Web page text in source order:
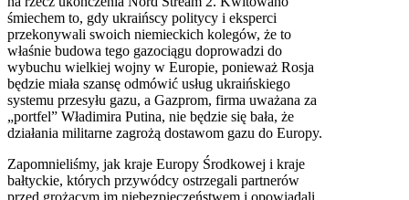
śmiechem to, gdy ukraińscy politycy i eksperci
przekonywali swoich niemieckich kolegów, że to
właśnie budowa tego gazociągu doprowadzi do
wybuchu wielkiej wojny w Europie, ponieważ Rosja
będzie miała szansę odmówić usług ukraińskiego
systemu przesyłu gazu, a Gazprom, firma uważana za
„portfel” Władimira Putina, nie będzie się bała, że
działania militarne zagrożą dostawom gazu do Europy.
Zapomnieliśmy, jak kraje Europy Środkowej i kraje
bałtyckie, których przywódcy ostrzegali partnerów
przed grożącym im niebezpieczeństwem i opowiadali